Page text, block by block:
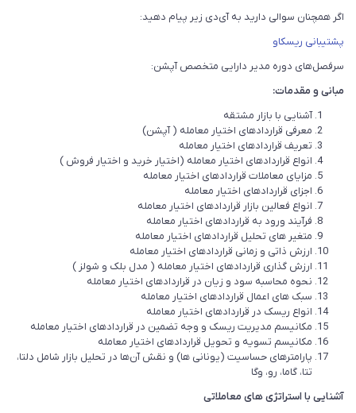
اگر همچنان سوالی دارید به آی‌دی زیر پیام دهید:
پشتیبانی ریسکاو
سرفصل‌های دوره مدیر دارایی متخصص آپشن:
مبانی و مقدمات:
آشنایی با بازار مشتقه
معرفی قراردادهای اختیار معامله ( آپشن)
تعریف قراردادهای اختیار معامله
انواع قراردادهای اختیار معامله (اختیار خرید و اختیار فروش )
مزایای معاملات قراردادهای اختیار معامله
اجزای قراردادهای اختیار معامله
انواع فعالین بازار قراردادهای اختیار معامله
فرآیند ورود به قراردادهای اختیار معامله
متغیر های تحلیل قراردادهای اختیار معامله
ارزش ذاتی و زمانی قراردادهای اختیار معامله
ارزش گذاری قراردادهای اختیار معامله ( مدل بلک و شولز )
نحوه محاسبه سود و زیان در قراردادهای اختیار معامله
سبک های اعمال قراردادهای اختیار معامله
انواع ریسک در قراردادهای اختیار معامله
مکانیسم مدیریت ریسک و وجه تضمین در قراردادهای اختیار معامله
مکانیسم تسویه و تحویل قراردادهای اختیار معامله
پارامترهای حساسیت (یونانی ها) و نقش آن‌ها در تحلیل بازار شامل دلتا،
تتا، گاما، رو، وگا
آشنایی با استراتژی های معاملاتی